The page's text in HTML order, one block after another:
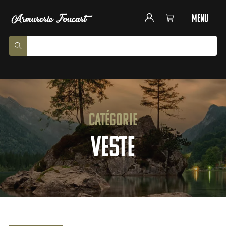
menu
Catégorie
Veste